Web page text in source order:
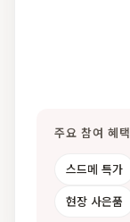
주요 참여 혜택
스드메 특가
현장 사은품